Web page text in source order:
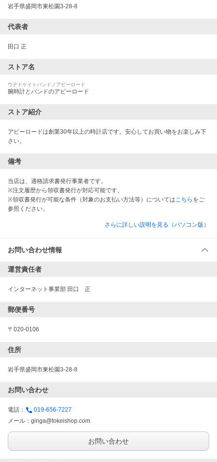
岩手県盛岡市東松園3-28-8
代表者
田口 正
ストア名
ウデドケイトバンドノアビーロード
腕時計とバンドのアビーロード
ストア紹介
アビーロードは創業30年以上の時計店です。安心してお買い物をお楽しみ下
さい。
備考
当店は、適格請求書発行事業者です。
※注文履歴から領収書発行が対応可能です。
※領収書発行が可能な条件（対象のお支払い方法等）についてはこちら をご
参照ください。
さらに詳しい説明を見る（パソコン版）
お問い合わせ情報
運営責任者
インターネット事業部 田口　正
郵便番号
〒020-0106
住所
岩手県盛岡市東松園3-28-8
お問い合わせ
電話：
019-656-7227
メール： ginga@tokeishop.com
お問い合わせ